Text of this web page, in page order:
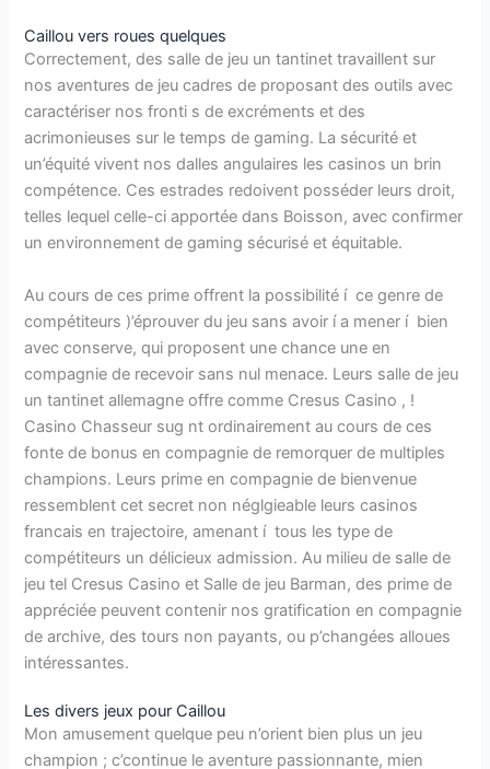
Caillou vers roues quelques
Correctement, des salle de jeu un tantinet travaillent sur
nos aventures de jeu cadres de proposant des outils avec
caractériser nos fronti s de excréments et des
acrimonieuses sur le temps de gaming. La sécurité et
un’équité vivent nos dalles angulaires les casinos un brin
compétence. Ces estrades redoivent posséder leurs droit,
telles lequel celle-ci apportée dans Boisson, avec confirmer
un environnement de gaming sécurisé et équitable.
Au cours de ces prime offrent la possibilité í ce genre de
compétiteurs )’éprouver du jeu sans avoir í a mener í bien
avec conserve, qui proposent une chance une en
compagnie de recevoir sans nul menace. Leurs salle de jeu
un tantinet allemagne offre comme Cresus Casino , !
Casino Chasseur sug nt ordinairement au cours de ces
fonte de bonus en compagnie de remorquer de multiples
champions. Leurs prime en compagnie de bienvenue
ressemblent cet secret non néglgieable leurs casinos
francais en trajectoire, amenant í tous les type de
compétiteurs un délicieux admission. Au milieu de salle de
jeu tel Cresus Casino et Salle de jeu Barman, des prime de
appréciée peuvent contenir nos gratification en compagnie
de archive, des tours non payants, ou p’changées alloues
intéressantes.
Les divers jeux pour Caillou
Mon amusement quelque peu n’orient bien plus un jeu
champion ; c’continue le aventure passionnante, mien